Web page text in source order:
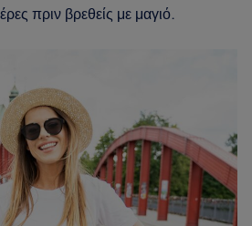
πριν βρεθείς με μαγιό.